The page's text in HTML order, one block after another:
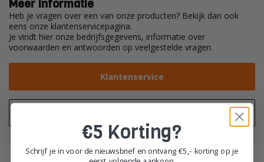
Meer informatie
Heb je vragen over een van onze producten? Bekijk dan ook
eens onze klantenservicepagina.
Je vindt hier onze bedrijfsgegevens, informatie over
voorwaarden en antwoorden op veelgestelde vragen.
Klantenservice
€5 Korting?
Schrijf je in voor de nieuwsbrief en ontvang €5,- korting op je